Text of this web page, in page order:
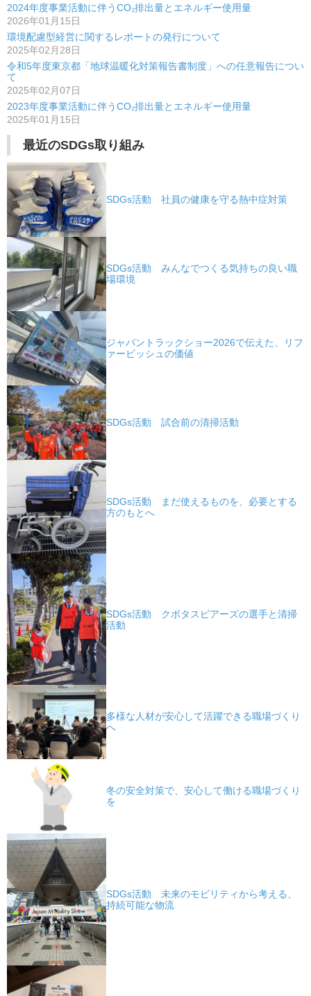
ョ
ン
2024年度事業活動に伴うCO₂排出量とエネルギー使用量
2026年01月15日
環境配慮型経営に関するレポートの発行について
2025年02月28日
令和5年度東京都「地球温暖化対策報告書制度」への任意報告につい
て
2025年02月07日
2023年度事業活動に伴うCO₂排出量とエネルギー使用量
2025年01月15日
最近のSDGs取り組み
SDGs活動 社員の健康を守る熱中症対策
SDGs活動 みんなでつくる気持ちの良い職
場環境
ジャパントラックショー2026で伝えた、リフ
ァービッシュの価値
SDGs活動 試合前の清掃活動
SDGs活動 まだ使えるものを、必要とする
方のもとへ
SDGs活動 クボタスピアーズの選手と清掃
活動
多様な人材が安心して活躍できる職場づくり
へ
冬の安全対策で、安心して働ける職場づくり
を
SDGs活動 未来のモビリティから考える、
持続可能な物流